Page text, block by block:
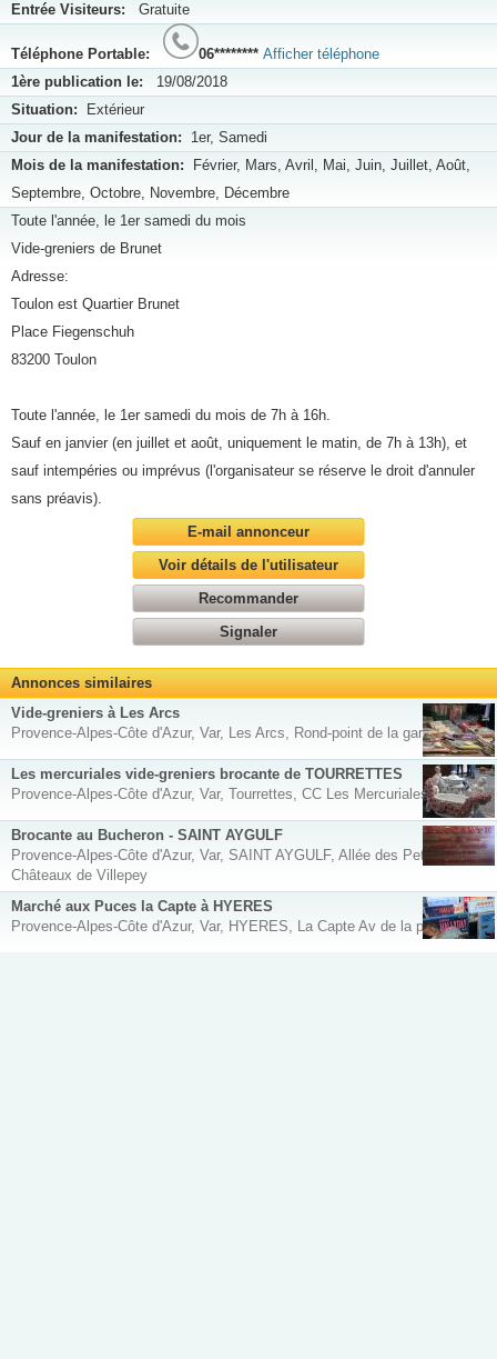
Entrée Visiteurs: Gratuite
Téléphone Portable: 06******** Afficher téléphone
1ère publication le: 19/08/2018
Situation: Extérieur
Jour de la manifestation: 1er, Samedi
Mois de la manifestation: Février, Mars, Avril, Mai, Juin, Juillet, Août,
Septembre, Octobre, Novembre, Décembre
Toute l'année, le 1er samedi du mois
Vide-greniers de Brunet
Adresse:
Toulon est Quartier Brunet
Place Fiegenschuh
83200 Toulon
Toute l'année, le 1er samedi du mois de 7h à 16h.
Sauf en janvier (en juillet et août, uniquement le matin, de 7h à 13h), et
sauf intempéries ou imprévus (l'organisateur se réserve le droit d'annuler
sans préavis).
E-mail annonceur
Voir détails de l'utilisateur
Recommander
Signaler
Annonces similaires
Vide-greniers à Les Arcs
Provence-Alpes-Côte d'Azur, Var, Les Arcs, Rond-point de la gare
Les mercuriales vide-greniers brocante de TOURRETTES
Provence-Alpes-Côte d'Azur, Var, Tourrettes, CC Les Mercuriales
Brocante au Bucheron - SAINT AYGULF
Provence-Alpes-Côte d'Azur, Var, SAINT AYGULF, Allée des Petits
Châteaux de Villepey
Marché aux Puces la Capte à HYERES
Provence-Alpes-Côte d'Azur, Var, HYERES, La Capte Av de la pinède